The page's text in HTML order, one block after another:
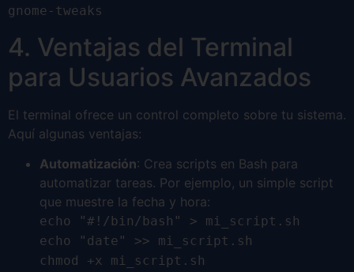
gnome-tweaks
4. Ventajas del Terminal
para Usuarios Avanzados
El terminal ofrece un control completo sobre tu sistema.
Aquí algunas ventajas:
Automatización: Crea scripts en Bash para
automatizar tareas. Por ejemplo, un simple script
que muestre la fecha y hora:
echo "#!/bin/bash" > mi_script.sh
echo "date" >> mi_script.sh
chmod +x mi_script.sh